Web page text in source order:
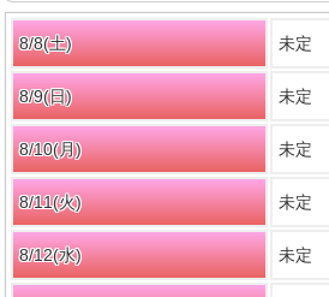
8/8(土) 未定
8/9(日) 未定
8/10(月) 未定
8/11(火) 未定
8/12(水) 未定